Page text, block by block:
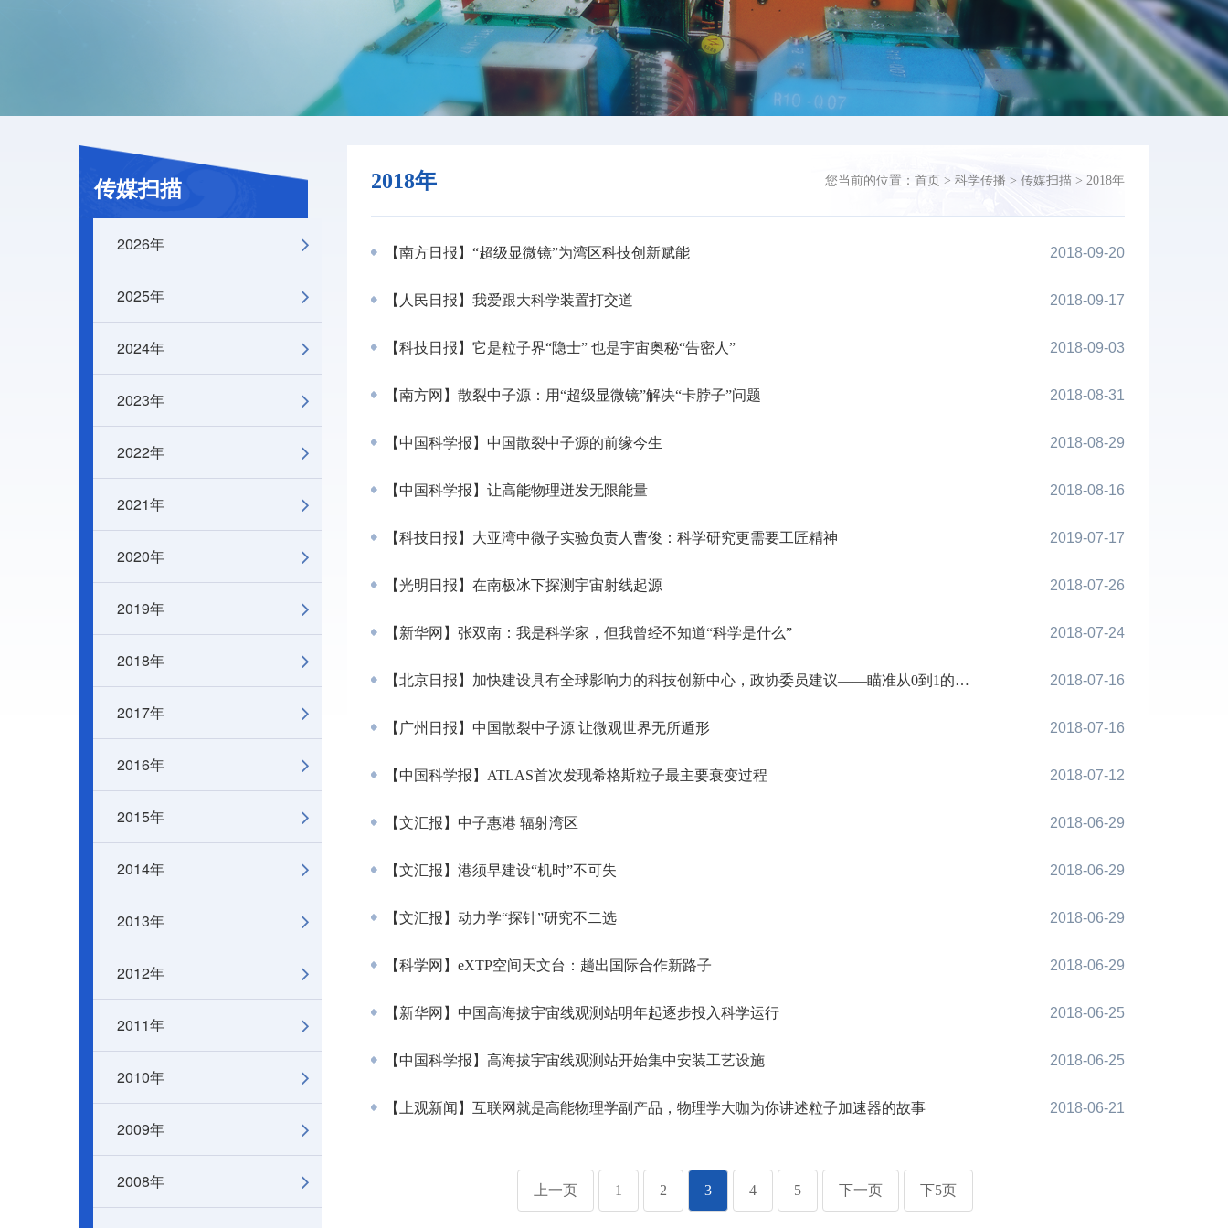
传媒扫描
2026年
2025年
2024年
2023年
2022年
2021年
2020年
2019年
2018年
2017年
2016年
2015年
2014年
2013年
2012年
2011年
2010年
2009年
2008年
2018年 您当前的位置： 首页 > 科学传播 > 传媒扫描 > 2018年
【南方日报】“超级显微镜”为湾区科技创新赋能 2018-09-20
【人民日报】我爱跟大科学装置打交道 2018-09-17
【科技日报】它是粒子界“隐士” 也是宇宙奥秘“告密人” 2018-09-03
【南方网】散裂中子源：用“超级显微镜”解决“卡脖子”问题 2018-08-31
【中国科学报】中国散裂中子源的前缘今生 2018-08-29
【中国科学报】让高能物理迸发无限能量 2018-08-16
【科技日报】大亚湾中微子实验负责人曹俊：科学研究更需要工匠精神 2019-07-17
【光明日报】在南极冰下探测宇宙射线起源 2018-07-26
【新华网】张双南：我是科学家，但我曾经不知道“科学是什么” 2018-07-24
【北京日报】加快建设具有全球影响力的科技创新中心，政协委员建议——瞄准从0到1的硬创新 2018-07-16
【广州日报】中国散裂中子源 让微观世界无所遁形 2018-07-16
【中国科学报】ATLAS首次发现希格斯粒子最主要衰变过程 2018-07-12
【文汇报】中子惠港 辐射湾区 2018-06-29
【文汇报】港须早建设“机时”不可失 2018-06-29
【文汇报】动力学“探针”研究不二选 2018-06-29
【科学网】eXTP空间天文台：趟出国际合作新路子 2018-06-29
【新华网】中国高海拔宇宙线观测站明年起逐步投入科学运行 2018-06-25
【中国科学报】高海拔宇宙线观测站开始集中安装工艺设施 2018-06-25
【上观新闻】互联网就是高能物理学副产品，物理学大咖为你讲述粒子加速器的故事 2018-06-21
上一页 1 2 3 4 5 下一页 下5页